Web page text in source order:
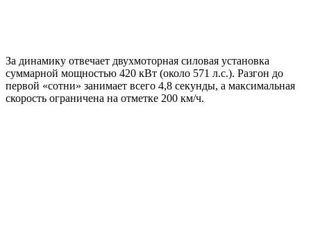
За динамику отвечает двухмоторная силовая установка
суммарной мощностью 420 кВт (около 571 л.с.). Разгон до
первой «сотни» занимает всего 4,8 секунды, а максимальная
скорость ограничена на отметке 200 км/ч.